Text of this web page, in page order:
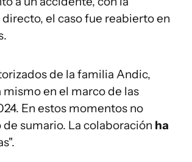
el caso fue reabierto en
de la familia Andic,
en el marco de las
En estos momentos no
sumario. La colaboración ha